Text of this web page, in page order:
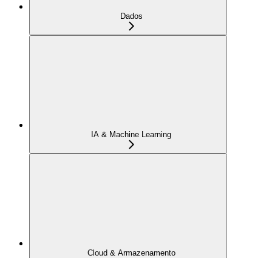
Dados
IA & Machine Learning
Cloud & Armazenamento